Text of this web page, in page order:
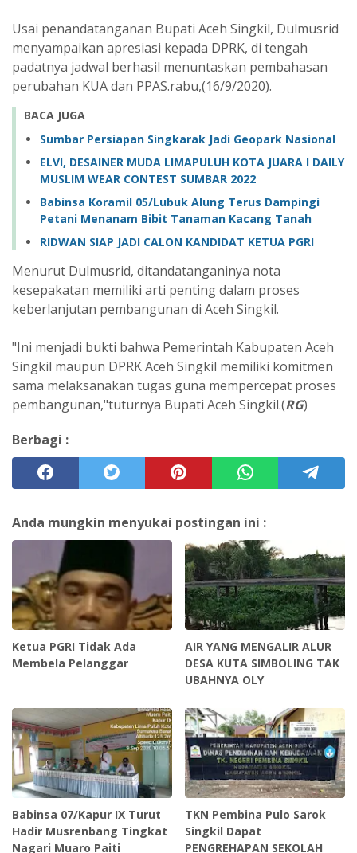
Usai penandatanganan Bupati Aceh Singkil, Dulmusrid
menyampaikan apresiasi kepada DPRK, di tengah
padatnya jadwal berhasil menuntaskan pembahasan
perubahan KUA dan PPAS.rabu,(16/9/2020).
BACA JUGA
Sumbar Persiapan Singkarak Jadi Geopark Nasional
ELVI, DESAINER MUDA LIMAPULUH KOTA JUARA I DAILY
MUSLIM WEAR CONTEST SUMBAR 2022
Babinsa Koramil 05/Lubuk Alung Terus Dampingi
Petani Menanam Bibit Tanaman Kacang Tanah
RIDWAN SIAP JADI CALON KANDIDAT KETUA PGRI
Menurut Dulmusrid, ditandatanganinya nota
kesepakatan memiliki arti penting dalam proses
keberlanjutan pembangunan di Aceh Singkil.
"Ini menjadi bukti bahwa Pemerintah Kabupaten Aceh
Singkil maupun DPRK Aceh Singkil memiliki komitmen
sama melaksanakan tugas guna mempercepat proses
pembangunan,"tuturnya Bupati Aceh Singkil.(RG)
Berbagi :
Anda mungkin menyukai postingan ini :
Ketua PGRI Tidak Ada
Membela Pelanggar
AIR YANG MENGALIR ALUR
DESA KUTA SIMBOLING TAK
UBAHNYA OLY
Babinsa 07/Kapur IX Turut
Hadir Musrenbang Tingkat
Nagari Muaro Paiti
TKN Pembina Pulo Sarok
Singkil Dapat
PENGREHAPAN SEKOLAH